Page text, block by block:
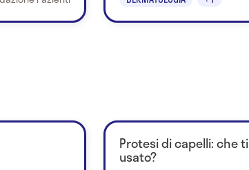
Protesi di capelli: che
usato?